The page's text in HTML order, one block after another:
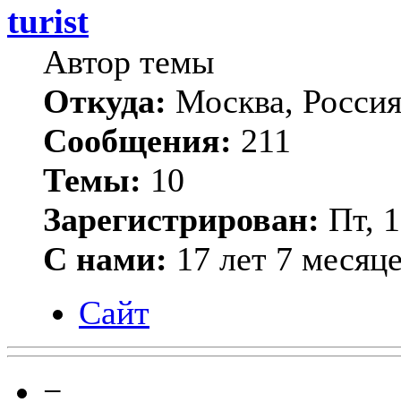
turist
Автор темы
Откуда: Москва, Россия
Сообщения: 211
Темы: 10
Зарегистрирован: Пт,
С нами: 17 лет 7
Сайт
−